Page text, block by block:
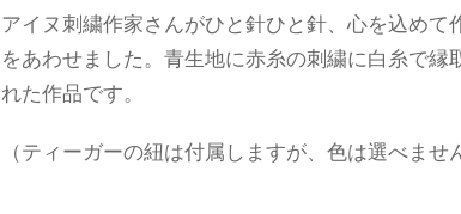
アイヌ刺繍作家さんがひと針ひと針、心を込めて
をあわせました。青生地に赤糸の刺繍に白糸で縁
れた作品です。
（ティーガーの紐は付属しますが、色は選べませ